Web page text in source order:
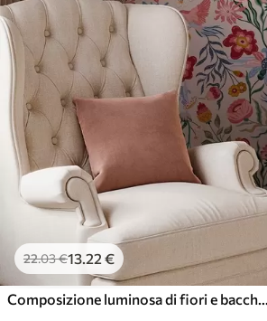
22.03€13.22 €
Composizione luminosa di fiori e bacche con pappagalli